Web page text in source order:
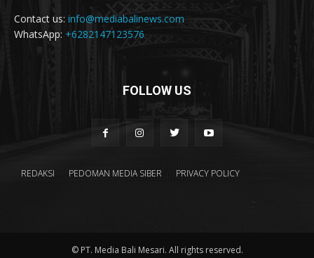
Contact us: info@mediabalinews.com
WhatsApp: +6282147123576
FOLLOW US
REDAKSI PEDOMAN MEDIA SIBER PRIVACY POLICY
© PT. Media Bali Mesari. All rights reserved.